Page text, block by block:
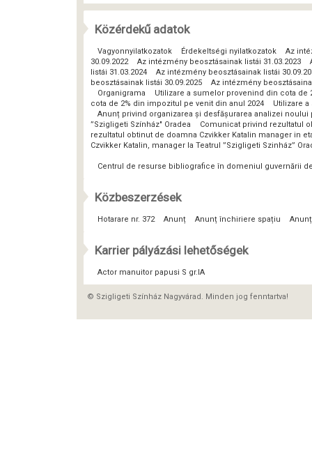
Közérdekű adatok
Vagyonnyilatkozatok Érdekeltségi nyilatkozatok
Az
30.09.2022
Az intézmény beosztásainak listái 31.03.2023
listái 31.03.2024
Az intézmény beosztásainak listái
beosztásainak listái 30.09.2025
Az intézmény
Organigrama
Utilizare a sumelor provenind din cota
cota de 2% din impozitul pe venit din anul 2024
Utilizare
Anunț privind organizarea și desfășurarea analizei
”Szigligeti Színház" Oradea
Comunicat privind rezultatul
rezultatul obtinut de doamna Czvikker Katalin manager in
Czvikker Katalin, manager la Teatrul ”Szigligeti Szinház”
Centrul de resurse bibliografice în domeniul guvernării
Közbeszerzések
Hotarare nr. 372 Anunț Anunț închiriere spațiu
Karrier pályázási lehetőségek
Actor manuitor papusi S gr.IA
© Szigligeti Színház Nagyvárad. Minden jog fenntartva!